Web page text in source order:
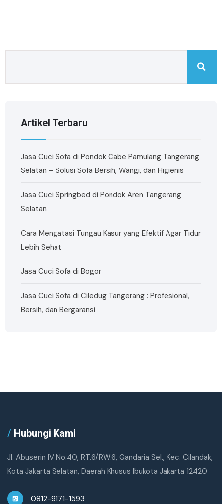
Artikel Terbaru
Jasa Cuci Sofa di Pondok Cabe Pamulang Tangerang
Selatan – Solusi Sofa Bersih, Wangi, dan Higienis
Jasa Cuci Springbed di Pondok Aren Tangerang
Selatan
Cara Mengatasi Tungau Kasur yang Efektif Agar Tidur
Lebih Sehat
Jasa Cuci Sofa di Bogor
Jasa Cuci Sofa di Ciledug Tangerang : Profesional,
Bersih, dan Bergaransi
/ Hubungi Kami
Jl. Abuserin IV No.40, RT.6/RW.6, Gandaria Sel., Kec. Cilandak,
Kota Jakarta Selatan, Daerah Khusus Ibukota Jakarta 12420
0812-9171-1593